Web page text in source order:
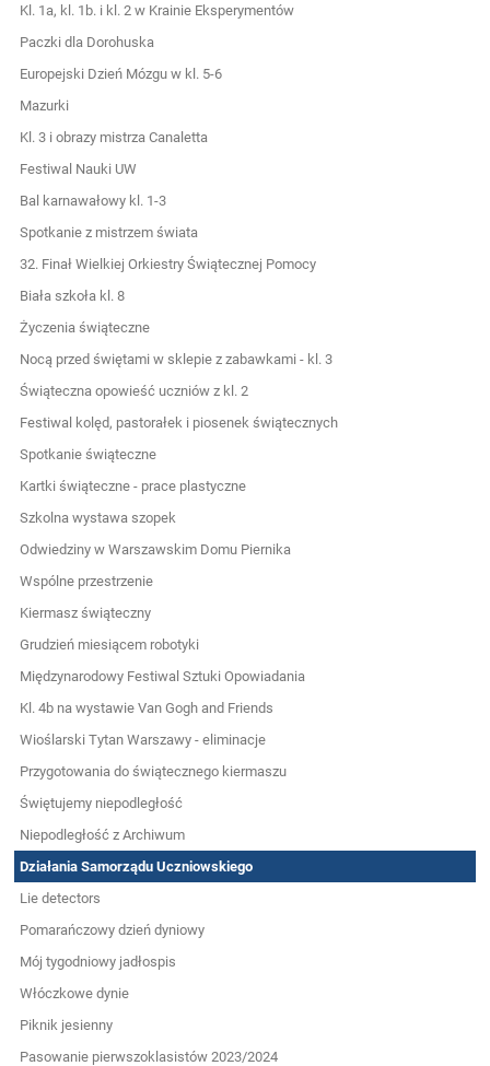
Kl. 1a, kl. 1b. i kl. 2 w Krainie Eksperymentów
Paczki dla Dorohuska
Europejski Dzień Mózgu w kl. 5-6
Mazurki
Kl. 3 i obrazy mistrza Canaletta
Festiwal Nauki UW
Bal karnawałowy kl. 1-3
Spotkanie z mistrzem świata
32. Finał Wielkiej Orkiestry Świątecznej Pomocy
Biała szkoła kl. 8
Życzenia świąteczne
Nocą przed świętami w sklepie z zabawkami - kl. 3
Świąteczna opowieść uczniów z kl. 2
Festiwal kolęd, pastorałek i piosenek świątecznych
Spotkanie świąteczne
Kartki świąteczne - prace plastyczne
Szkolna wystawa szopek
Odwiedziny w Warszawskim Domu Piernika
Wspólne przestrzenie
Kiermasz świąteczny
Grudzień miesiącem robotyki
Międzynarodowy Festiwal Sztuki Opowiadania
Kl. 4b na wystawie Van Gogh and Friends
Wioślarski Tytan Warszawy - eliminacje
Przygotowania do świątecznego kiermaszu
Świętujemy niepodległość
Niepodległość z Archiwum
Działania Samorządu Uczniowskiego
Lie detectors
Pomarańczowy dzień dyniowy
Mój tygodniowy jadłospis
Włóczkowe dynie
Piknik jesienny
Pasowanie pierwszoklasistów 2023/2024